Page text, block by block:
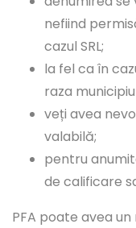
nefiind
cazul SRL;
la fel ca în
raza
veți avea
valabilă;
pentru
de calificare
PFA poate avea